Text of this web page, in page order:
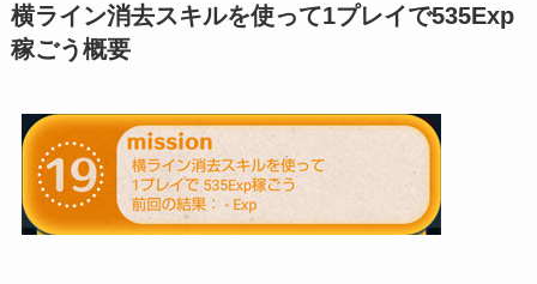
横ライン消去スキルを使って1プレイで535Exp
稼ごう概要